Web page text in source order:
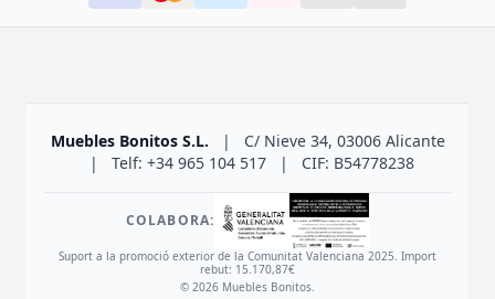
Muebles Bonitos S.L. |
C/ Nieve 34, 03006 Alicante
|
Telf: +34 965 104 517 | CIF: B54778238
COLABORA:
Suport a la promoció exterior de la Comunitat Valenciana 2025. Import
rebut: 15.170,87€
© 2026 Muebles Bonitos.